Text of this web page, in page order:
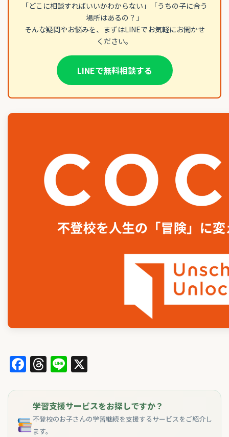
「どこに相談すればいいかわからない」「うちの子に合う
場所はあるの？」
そんな疑問やお悩みを、まずはLINEでお気軽にお聞かせ
ください。
LINEで無料相談する
Facebook
Threads
Line
学習支援サービスをお探しですか？
不登校のお子さんの学習継続を支援するサービスをご紹介し
ます。